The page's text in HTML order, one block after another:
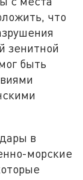
что
зенитной
быть
в
морские